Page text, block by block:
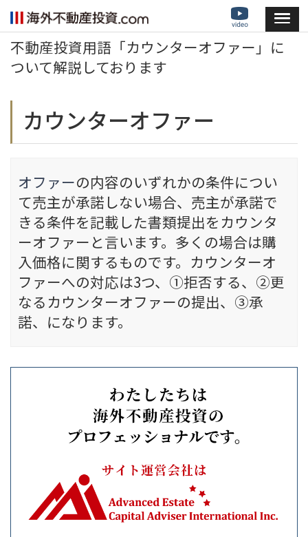
不動産投資用語「カウンターオファー」に
ついて解説しております
カウンターオファー
オファーの内容のいずれかの条件につい
て売主が承諾しない場合、売主が承諾で
きる条件を記載した書類提出をカウンタ
ーオファーと言います。多くの場合は購
入価格に関するものです。カウンターオ
ファーへの対応は3つ、①拒否する、②更
なるカウンターオファーの提出、③承
諾、になります。